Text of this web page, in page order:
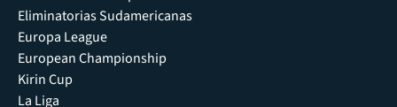
Eliminatorias Sudamericanas
Europa League
European Championship
Kirin Cup
La Liga